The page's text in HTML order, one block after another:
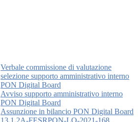
Verbale commissione di valutazione
selezione supporto amministrativo interno
PON Digital Board
Avviso supporto amministrativo interno
PON Digital Board
Assunzione in bilancio PON Digital Board